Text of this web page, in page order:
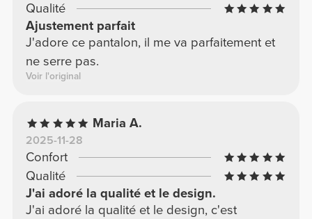
Qualité
Ajustement parfait
J'adore ce pantalon, il me va parfaitement et
ne serre pas.
Voir l'original
Maria A.
2025-11-28
Confort
Qualité
J'ai adoré la qualité et le design.
J'ai adoré la qualité et le design, c'est